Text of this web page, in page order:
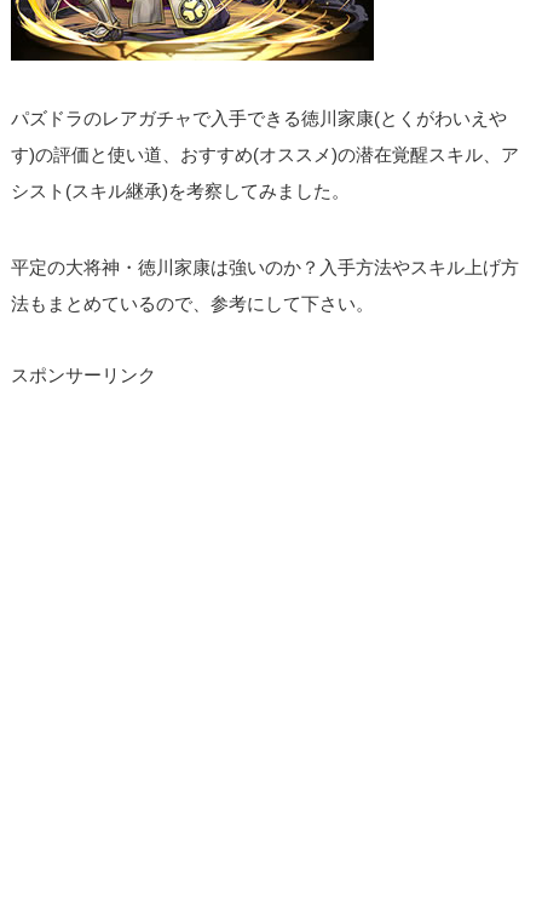
パズドラのレアガチャで入手できる徳川家康(とくがわいえや
す)の評価と使い道、おすすめ(オススメ)の潜在覚醒スキル、ア
シスト(スキル継承)を考察してみました。
平定の大将神・徳川家康は強いのか？入手方法やスキル上げ方
法もまとめているので、参考にして下さい。
スポンサーリンク